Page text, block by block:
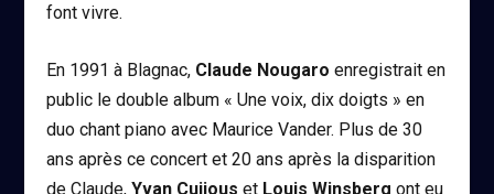
font vivre.
En 1991 à Blagnac, Claude Nougaro enregistrait en
public le double album « Une voix, dix doigts » en
duo chant piano avec Maurice Vander. Plus de 30
ans après ce concert et 20 ans après la disparition
de Claude,Yvan Cujious et Louis Winsberg ont eu